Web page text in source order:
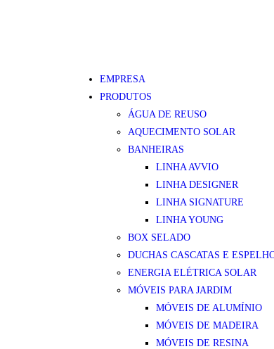
EMPRESA
PRODUTOS
ÁGUA DE REUSO
AQUECIMENTO SOLAR
BANHEIRAS
LINHA AVVIO
LINHA DESIGNER
LINHA SIGNATURE
LINHA YOUNG
BOX SELADO
DUCHAS CASCATAS E
ENERGIA ELÉTRICA SOLAR
MÓVEIS PARA JARDIM
MÓVEIS DE ALUMÍNIO
MÓVEIS DE MADEIRA
MÓVEIS DE RESINA